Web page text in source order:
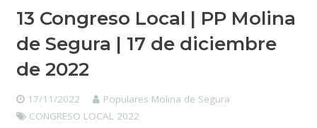
13 Congreso Local | PP Molina
de Segura | 17 de diciembre
de 2022
17/11/2022
Populares Molina de Segura
CONGRESO LOCAL 2022